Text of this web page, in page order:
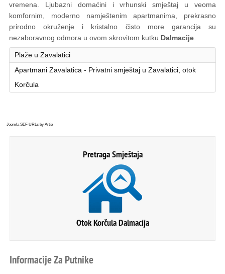
vremena. Ljubazni domaćini i vrhunski smještaj u veoma
komfornim, moderno namještenim apartmanima, prekrasno
prirodno okruženje i kristalno čisto more garancija su
nezaboravnog odmora u ovom skrovitom kutku Dalmacije.
Plaže u Zavalatici
Apartmani Zavalatica - Privatni smještaj u Zavalatici, otok
Korčula
Joomla SEF URLs by Artio
Pretraga Smještaja
Otok Korčula Dalmacija
InformacijeZa Putnike